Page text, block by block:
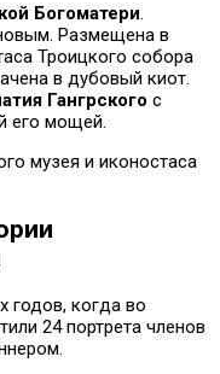
Богоматери.
Размещена в
Троицкого собора
в дубовый киот.
Гангрского с
его мощей.
музея и иконостаса
годов, когда во
24 портрета членов